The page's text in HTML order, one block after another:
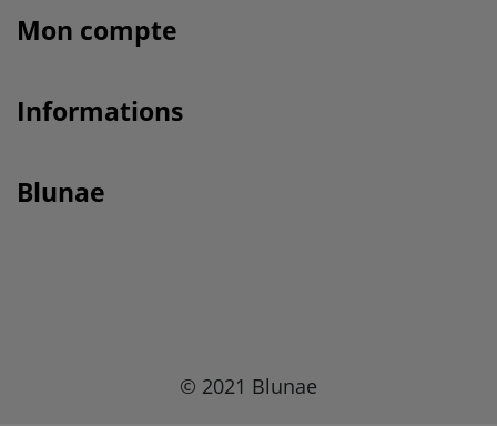
Mon compte
Informations
Blunae
© 2021 Blunae